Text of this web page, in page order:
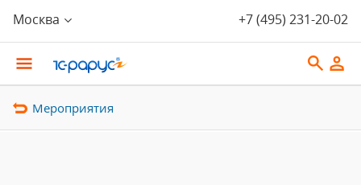
Москва +7 (495) 231-20-02
Мероприятия